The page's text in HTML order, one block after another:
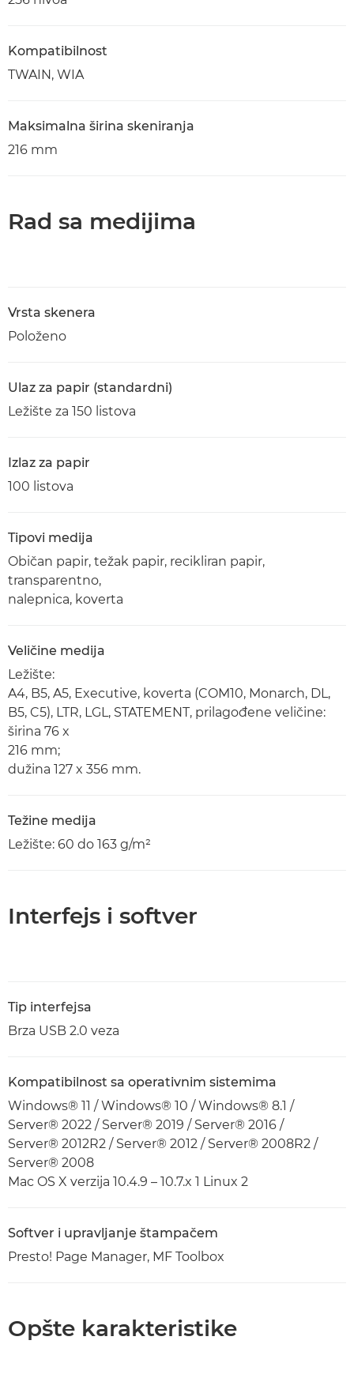
Kompatibilnost
TWAIN, WIA
Maksimalna širina skeniranja
216 mm
Rad sa medijima
Vrsta skenera
Položeno
Ulaz za papir (standardni)
Ležište za 150 listova
Izlaz za papir
100 listova
Tipovi medija
Običan papir, težak papir, recikliran papir,
transparentno,
nalepnica, koverta
Veličine medija
Ležište:
A4, B5, A5, Executive, koverta (COM10, Monarch, DL,
B5, C5), LTR, LGL, STATEMENT, prilagođene veličine:
širina 76 x
216 mm;
dužina 127 x 356 mm.
Težine medija
Ležište: 60 do 163 g/m²
Interfejs i softver
Tip interfejsa
Brza USB 2.0 veza
Kompatibilnost sa operativnim sistemima
Windows® 11 / Windows® 10 / Windows® 8.1 /
Server® 2022 / Server® 2019 / Server® 2016 /
Server® 2012R2 / Server® 2012 / Server® 2008R2 /
Server® 2008
Mac OS X verzija 10.4.9 – 10.7.x 1 Linux 2
Softver i upravljanje štampačem
Presto! Page Manager, MF Toolbox
Opšte karakteristike